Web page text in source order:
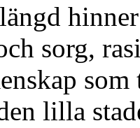
sorg,
lilla